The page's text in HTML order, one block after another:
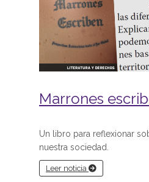
Marrones
Un libro para reflexionar
nuestra sociedad.
Leer noticia